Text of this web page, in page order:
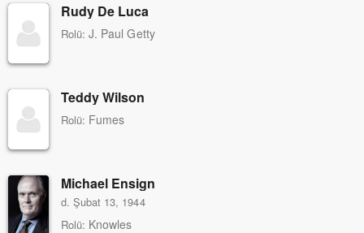
Rudy De Luca
Rolü: J. Paul Getty
Teddy Wilson
Rolü: Fumes
Michael Ensign
d. Şubat 13, 1944
Rolü: Knowles